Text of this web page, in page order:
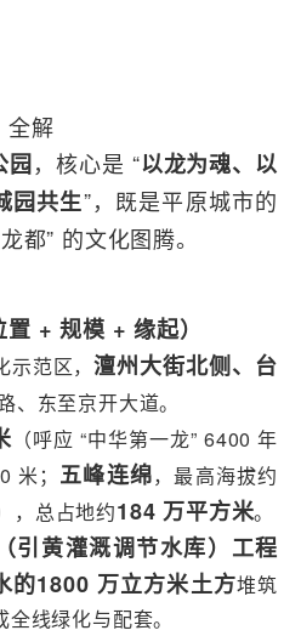
全解
园，核心是 “以龙为魂、以
园共生”，既是平原城市的
都” 的文化图腾。
+ 规模 + 缘起）
示范区，澶州大街北侧、台
、东至京开大道。
（呼应 “中华第一龙” 6400 年
米； 五峰连绵，最高海拔约
，总占地约184 万平方米。
引黄灌溉调节水库）工程
的1800 万立方米土方堆筑
线绿化与配套。